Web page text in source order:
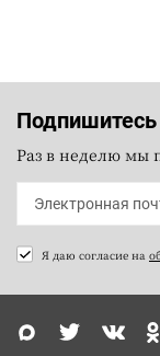
Раз в неделю мы
Я даю согласие на